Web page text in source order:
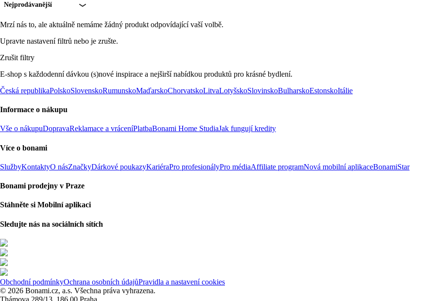
Nejprodávanější
Mrzí nás to, ale aktuálně nemáme žádný produkt odpovídající vaší volbě.
Upravte nastavení filtrů nebo je zrušte.
Zrušit filtry
E-shop s každodenní dávkou (s)nové inspirace a nejširší nabídkou produktů pro krásné bydlení.
Česká republikaPolskoSlovenskoRumunskoMaďarskoChorvatskoLitvaLotyšskoSlovinskoBulharskoEstonskoItálie
Informace o nákupu
Vše o nákupuDopravaReklamace a vráceníPlatbaBonami Home StudiaJak fungují kredity
Více o bonami
SlužbyKontaktyO násZnačkyDárkové poukazyKariéraPro profesionályPro médiaAffiliate programNová mobilní aplikaceBonamiStar
Bonami prodejny v Praze
Stáhněte si Mobilní aplikaci
Sledujte nás na sociálních sítích
Obchodní podmínkyOchrana osobních údajůPravidla a nastavení cookies
© 2026 Bonami.cz, a.s. Všechna práva vyhrazena.
Thámova 289/13, 186 00 Praha